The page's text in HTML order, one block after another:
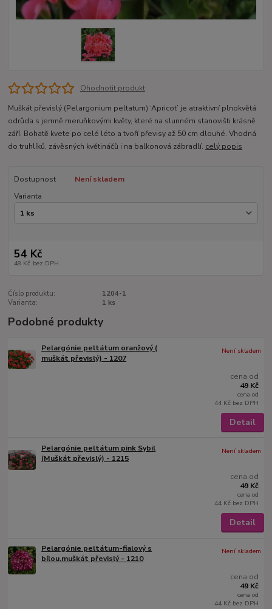
Ohodnotit produkt
Muškát převislý (Pelargonium peltatum) ‘Apricot’ je atraktivní plnokvětá
odrůda s jemně meruňkovými květy, které na slunném stanovišti krásně
září. Bohatě kvete po celé léto a tvoří převisy až 50 cm dlouhé. Vhodná
do truhlíků, závěsných květináčů i na balkonová zábradlí. celý popis
Dostupnost
Není skladem
Varianta
54 Kč
48 Kč bez DPH
Číslo produktu:
1204-1
Varianta:
1 ks
Podobné produkty
Pelargónie peltátum oranžový (
muškát převislý) - 1207
cena od
49 Kč
cena od
44 Kč bez DPH
Není skladem
Detail
Pelargónie peltátum pink Sybil
(Muškát převislý) - 1215
cena od
49 Kč
cena od
44 Kč bez DPH
Není skladem
Detail
Pelargónie peltátum-fialový s
bílou,muškát převislý - 1210
cena od
49 Kč
cena od
44 Kč bez DPH
Není skladem